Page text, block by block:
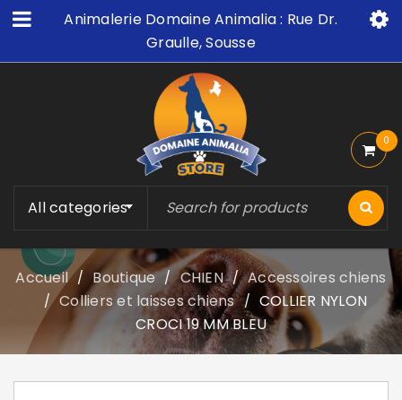
Animalerie Domaine Animalia : Rue Dr.
Graulle, Sousse
All categories
0
Accueil / Boutique / CHIEN / Accessoires chiens
/ Colliers et laisses chiens / COLLIER NYLON
CROCI 19 MM BLEU